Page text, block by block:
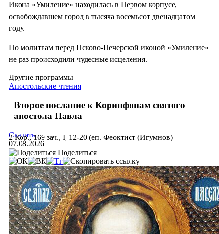
Икона «Умиление» находилась в Первом корпусе,
освобождавшем город в тысяча восемьсот двенадцатом
году.
По молитвам перед Псково-Печерской иконой «Умиление»
не раз происходили чудесные исцеления.
Другие программы
Апостольские чтения
Второе послание к Коринфянам святого
апостола Павла
2 Кор., 169 зач., I, 12-20 (еп. Феоктист (Игумнов)
Скачать
07.08.2026
Поделиться